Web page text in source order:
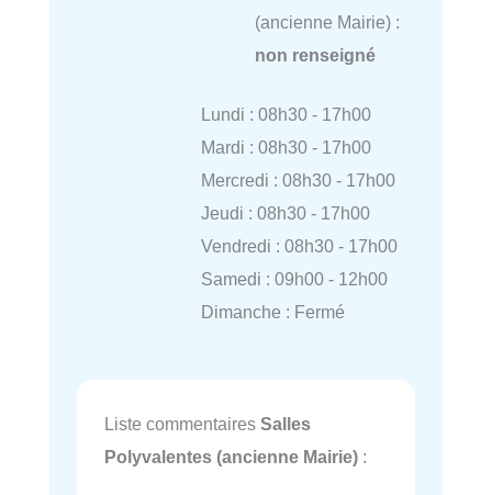
(ancienne Mairie) :
non renseigné
Lundi : 08h30 - 17h00
Mardi : 08h30 - 17h00
Mercredi : 08h30 - 17h00
Jeudi : 08h30 - 17h00
Vendredi : 08h30 - 17h00
Samedi : 09h00 - 12h00
Dimanche : Fermé
Liste commentaires Salles
Polyvalentes (ancienne Mairie) :